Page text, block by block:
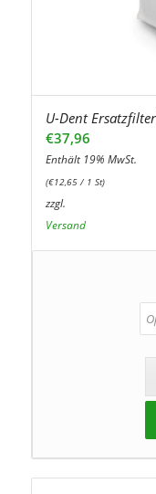
U-Dent
€37,96
Enthält 19% MwSt.
(€12,65/ 1 St)
zzgl.
Versand